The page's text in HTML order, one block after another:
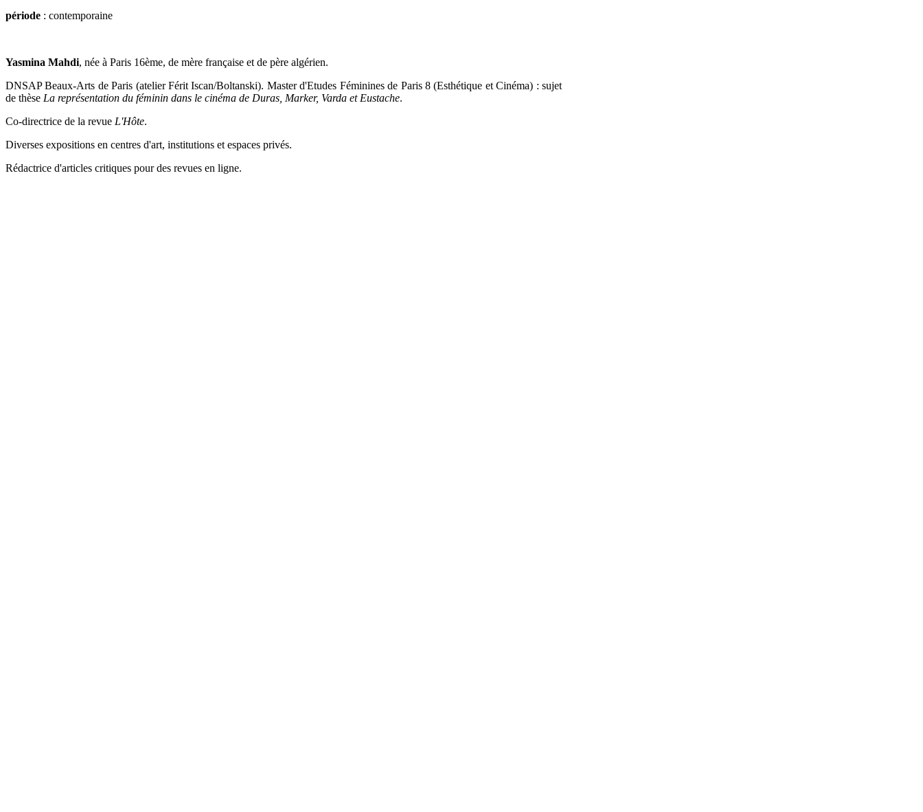
période : contemporaine
Yasmina Mahdi, née à Paris 16ème, de mère française et de père algérien.
DNSAP Beaux-Arts de Paris (atelier Férit Iscan/Boltanski). Master d'Etudes Féminines de Paris 8 (Esthétique et Cinéma) : sujet
de thèse La représentation du féminin dans le cinéma de Duras, Marker, Varda et Eustache.
Co-directrice de la revue L'Hôte.
Diverses expositions en centres d'art, institutions et espaces privés.
Rédactrice d'articles critiques pour des revues en ligne.